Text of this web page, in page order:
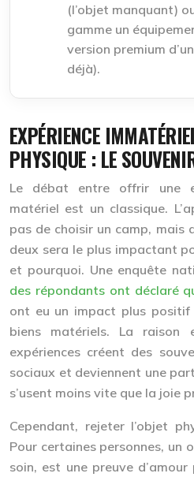
(l’objet manquant)
gamme un
version premium
déjà).
EXPÉRIENCE
PHYSIQUE : LE
Le débat entre offrir une
matériel est un classique.
pas de choisir un camp, mais
deux sera le plus impactant
et pourquoi. Une enquête
des répondants ont déclaré
ont eu un impact plus positif
biens matériels. La raison
expériences créent des
sociaux et deviennent une
s’usent moins vite que la joie
Cependant, rejeter l’objet
Pour certaines personnes, un
soin, est une preuve